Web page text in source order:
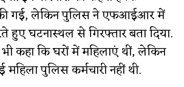
की गई, लेकिन पुलिस ने एफआईआर में
हुए घटनास्थल से गिरफ्तार बता दिया.
कहा कि घरों में महिलाएं थीं, लेकिन
पुलिस कर्मचारी नहीं थी.